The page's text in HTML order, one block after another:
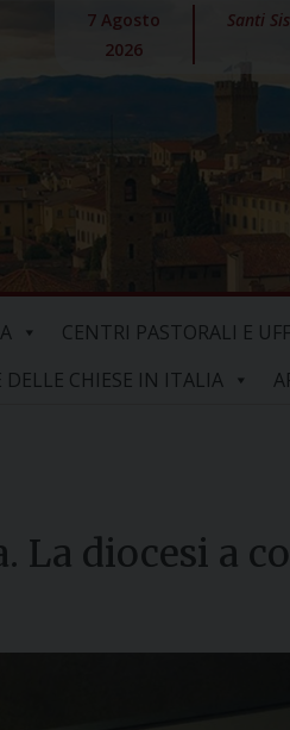
7 Agosto
2026
Santi
CENTRI PASTORALI E
CHIESE IN ITALIA
diocesi a